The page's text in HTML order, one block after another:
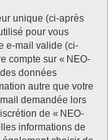
unique (ci-après
pour vous
e-mail valide (ci-
compte sur « NEO-
données
autre que votre
demandée lors
de « NEO-
informations de